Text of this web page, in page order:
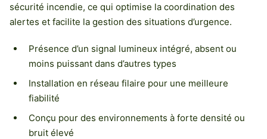
sécurité incendie, ce qui optimise la coordination des
alertes et facilite la gestion des situations d’urgence.
Présence d’un signal lumineux intégré, absent ou
moins puissant dans d’autres types
Installation en réseau filaire pour une meilleure
fiabilité
Conçu pour des environnements à forte densité ou
bruit élevé